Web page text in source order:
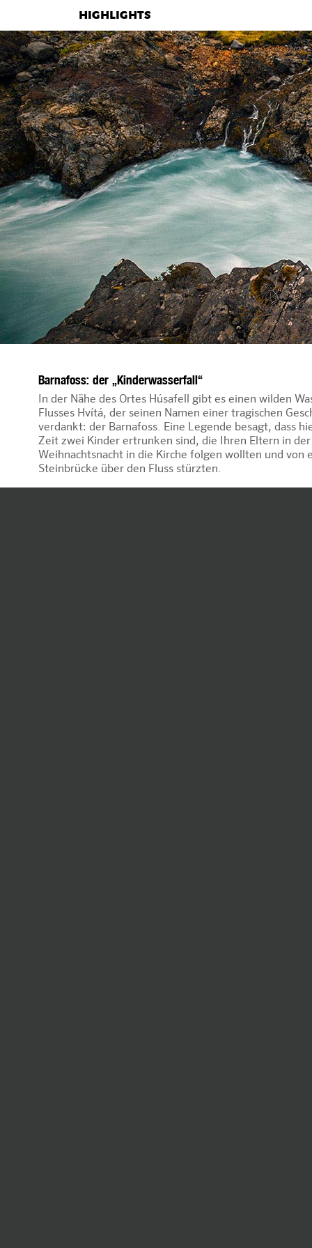
HIGHLIGHTS
Barnafoss: der „Kinderwasserfall“
In der Nähe des Ortes Húsafell gibt es einen wilden
Flusses Hvítá, der seinen Namen einer tragischen
verdankt: der Barnafoss. Eine Legende besagt, dass
Zeit zwei Kinder ertrunken sind, die Ihren Eltern in der
Weihnachtsnacht in die Kirche folgen wollten und von
Steinbrücke über den Fluss stürzten.